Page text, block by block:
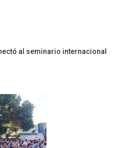
al seminario internacional